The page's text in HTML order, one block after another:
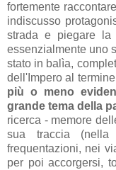
fortemente
indiscusso
strada e piegare
essenzialmente uno
stato in balìa,
dell'Impero al
più o meno
grande tema della
ricerca - memore
sua traccia
frequentazioni, nei
per poi accorgersi,